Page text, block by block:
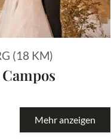
(18 KM)
Mehr anzeigen